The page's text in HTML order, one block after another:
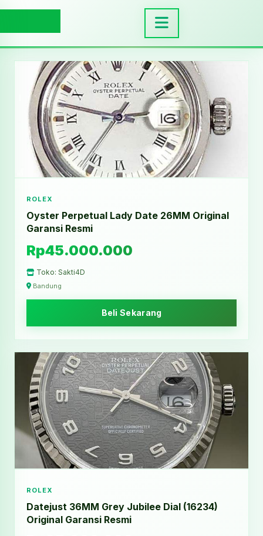
ROLEX
Oyster Perpetual Lady Date 26MM Original
Garansi Resmi
Rp45.000.000
Toko: Sakti4D
Bandung
Beli Sekarang
ROLEX
Datejust 36MM Grey Jubilee Dial (16234)
Original Garansi Resmi